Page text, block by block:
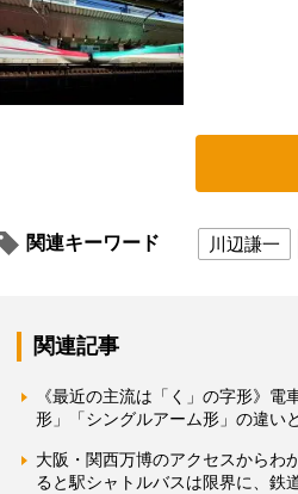
関連キーワード 川辺謙一
関連記事
《最近の主流は「く」の字形》
形」「シングルアーム形」の違い
大阪・関西万博のアクセスから
ると駅シャトルバスは限界に、鉄